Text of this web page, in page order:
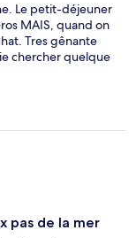
Le petit-déjeuner
MAIS, quand on
Tres gênante
chercher quelque
pas de la mer